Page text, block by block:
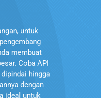
untuk
membuat
Coba API
hingga
dengan
ideal untuk